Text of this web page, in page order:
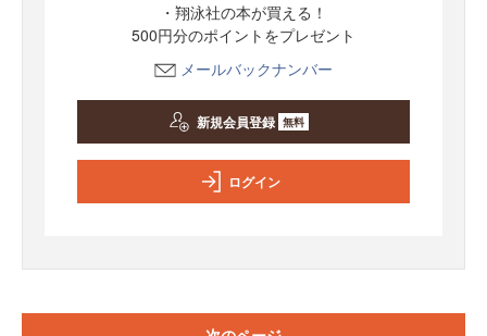
・翔泳社の本が買える！
500円分のポイントをプレゼント
メールバックナンバー
新規会員登録 無料
ログイン